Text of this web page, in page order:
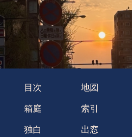
目次 地図
箱庭 索引
独白 出窓